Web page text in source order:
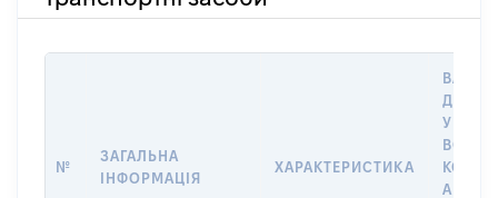
№
ЗАГАЛЬНА
ІНФОРМАЦІЯ
ХАРАКТЕРИСТИКА
ДАТУ
У
АБО